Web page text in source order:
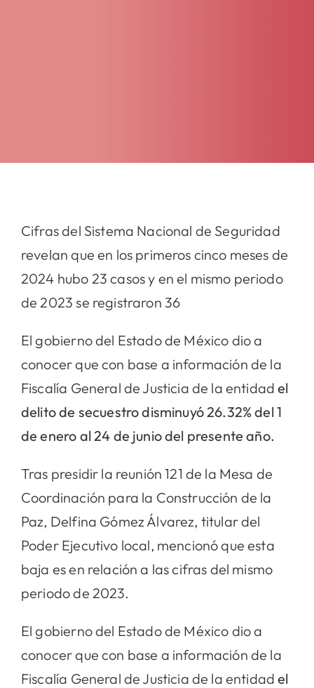
Cifras del Sistema Nacional de Seguridad
revelan que en los primeros cinco meses de
2024 hubo 23 casos y en el mismo periodo
de 2023 se registraron 36
El gobierno del Estado de México dio a
conocer que con base a información de la
Fiscalía General de Justicia de la entidadel
delito de secuestro disminuyó 26.32% del 1
de enero al 24 de junio del presente año.
Tras presidir la reunión 121 de la Mesa de
Coordinación para la Construcción de la
Paz, Delfina Gómez Álvarez, titular del
Poder Ejecutivo local, mencionó que esta
baja es en relación a las cifras del mismo
periodo de 2023.
El gobierno del Estado de México dio a
conocer que con base a información de la
Fiscalía General de Justicia de la entidadel